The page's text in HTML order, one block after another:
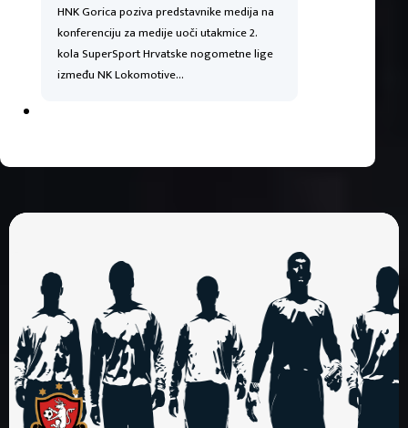
HNK Gorica poziva predstavnike medija na
konferenciju za medije uoči utakmice 2.
kola SuperSport Hrvatske nogometne lige
između NK Lokomotive…